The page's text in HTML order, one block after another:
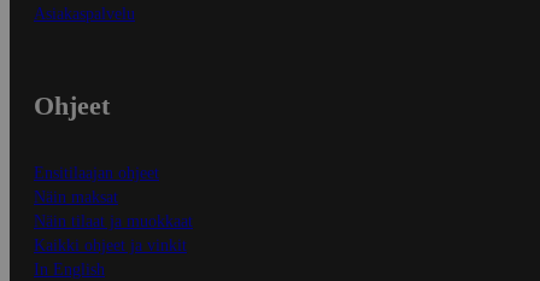
Asiakaspalvelu
Ohjeet
Ensitilaajan ohjeet
Näin maksat
Näin tilaat ja muokkaat
Kaikki ohjeet ja vinkit
In English